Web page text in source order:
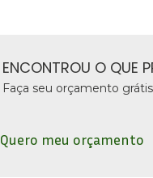
ENCONTROU O QUE
Faça seu orçamento
Quero meu orçamento